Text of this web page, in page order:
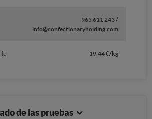
965 611 243 /
info@confectionaryholding.com
19,44 €/kg
de las pruebas